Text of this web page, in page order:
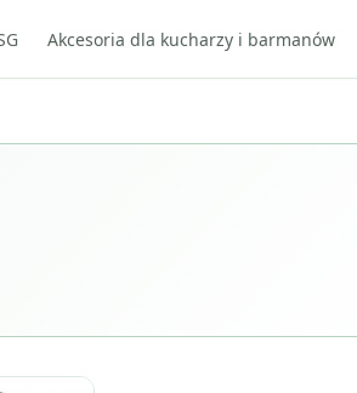
Akcesoria dla kucharzy i barmanów